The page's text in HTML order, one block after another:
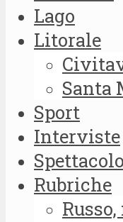
Lago
Litorale
Santa
Sport
Interviste
Spettacolo
Rubriche